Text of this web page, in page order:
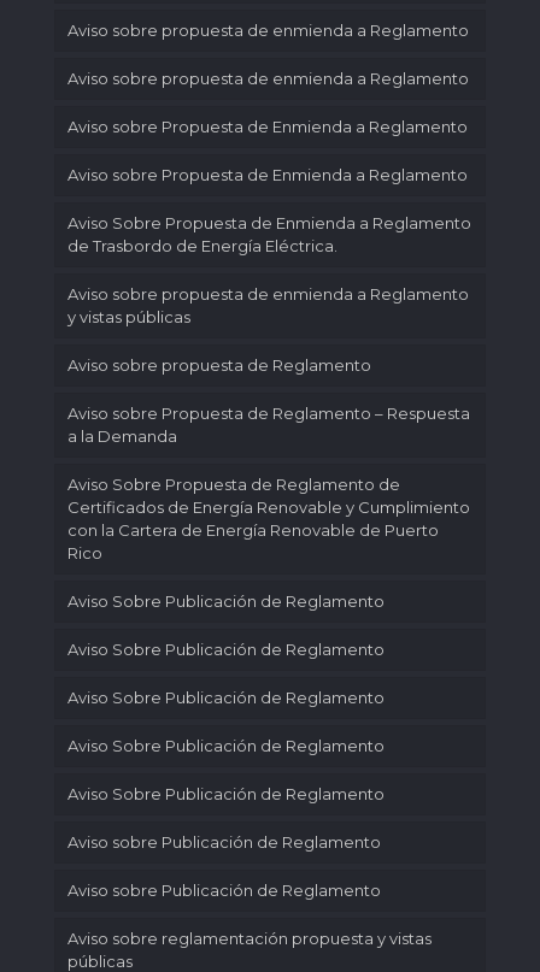
Aviso sobre propuesta de enmienda a Reglamento
Aviso sobre propuesta de enmienda a Reglamento
Aviso sobre Propuesta de Enmienda a Reglamento
Aviso sobre Propuesta de Enmienda a Reglamento
Aviso Sobre Propuesta de Enmienda a Reglamento
de Trasbordo de Energía Eléctrica.
Aviso sobre propuesta de enmienda a Reglamento
y vistas públicas
Aviso sobre propuesta de Reglamento
Aviso sobre Propuesta de Reglamento – Respuesta
a la Demanda
Aviso Sobre Propuesta de Reglamento de
Certificados de Energía Renovable y Cumplimiento
con la Cartera de Energía Renovable de Puerto
Rico
Aviso Sobre Publicación de Reglamento
Aviso Sobre Publicación de Reglamento
Aviso Sobre Publicación de Reglamento
Aviso Sobre Publicación de Reglamento
Aviso Sobre Publicación de Reglamento
Aviso sobre Publicación de Reglamento
Aviso sobre Publicación de Reglamento
Aviso sobre reglamentación propuesta y vistas
públicas